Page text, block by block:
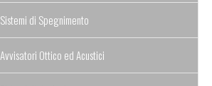
Sistemi di Spegnimento
Avvisatori Ottico ed Acustici